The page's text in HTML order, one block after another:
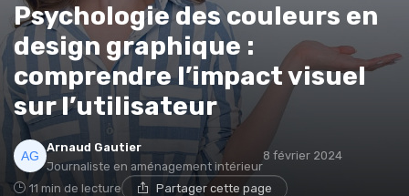
Psychologie des couleurs en
design graphique :
comprendre l’impact visuel
sur l’utilisateur
Arnaud Gautier
Journaliste en aménagement intérieur
8 février 2024
11 min de lecture Partager cette page